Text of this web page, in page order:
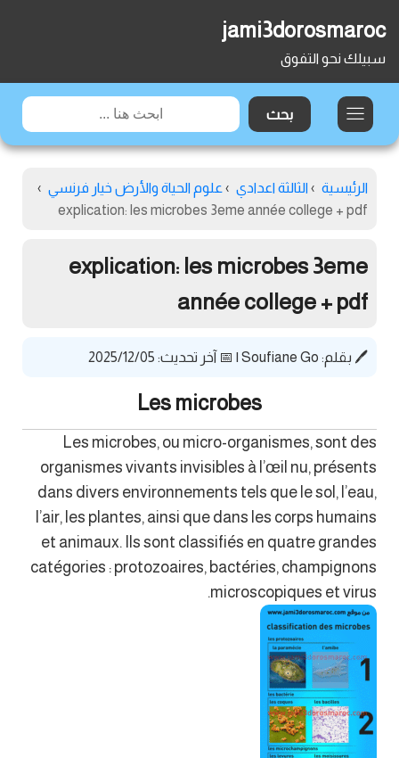
jami3dorosmaroc
سبيلك نحو التفوق
الرئيسية › الثالثة اعدادي › علوم الحياة والأرض خيار فرنسي ›
explication: les microbes 3eme année college + pdf
explication: les microbes 3eme
année college + pdf
🖊️ بقلم: Soufiane Go
| 📅 آخر تحديث: 2025/12/05
Les microbes
Les microbes, ou micro-organismes, sont des
organismes vivants invisibles à l’œil nu, présents
dans divers environnements tels que le sol, l’eau,
l’air, les plantes, ainsi que dans les corps humains
et animaux. Ils sont classifiés en quatre grandes
catégories : protozoaires, bactéries, champignons
microscopiques et virus.